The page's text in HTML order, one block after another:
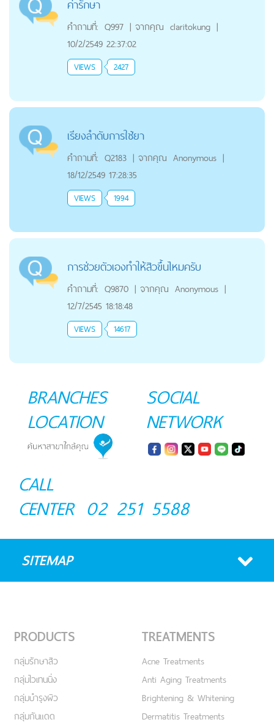
ค่ารักษา
คำถามที่: Q997 | จากคุณ claritokung |
10/2/2549 22:37:02
VIEWS 2427
เรียงลำดับการใช้ยา
คำถามที่: Q2183 | จากคุณ Anonymous |
18/12/2549 17:28:35
VIEWS 1994
การช่วยตัวเองทำให้สิวขึ้นไหมครับ
คำถามที่: Q9870 | จากคุณ Anonymous |
12/7/2545 18:18:48
VIEWS 14617
BRANCHES
LOCATION
SOCIAL
NETWORK
CALL
CENTER 02 251 5588
SITEMAP
PRODUCTS
กลุ่มรักษาสิว
กลุ่มไวเทนนิ่ง
กลุ่มบำรุงผิว
กลุ่มกันแดด
TREATMENTS
Acne Treatments
Anti Aging Treatments
Brightening & Whitening
Dermatitis Treatments